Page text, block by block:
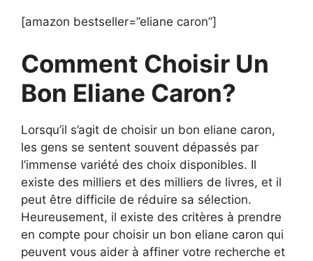
[amazon bestseller=”eliane caron”]
Comment Choisir Un
Bon Eliane Caron?
Lorsqu’il s’agit de choisir un bon eliane caron,
les gens se sentent souvent dépassés par
l’immense variété des choix disponibles. Il
existe des milliers et des milliers de livres, et il
peut être difficile de réduire sa sélection.
Heureusement, il existe des critères à prendre
en compte pour choisir un bon eliane caron qui
peuvent vous aider à affiner votre recherche et